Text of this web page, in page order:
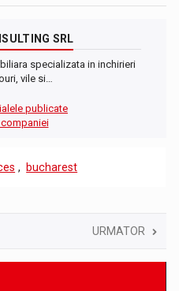
SRL
specializata in inchirieri
vile si…
publicate
, bucharest
URMATOR